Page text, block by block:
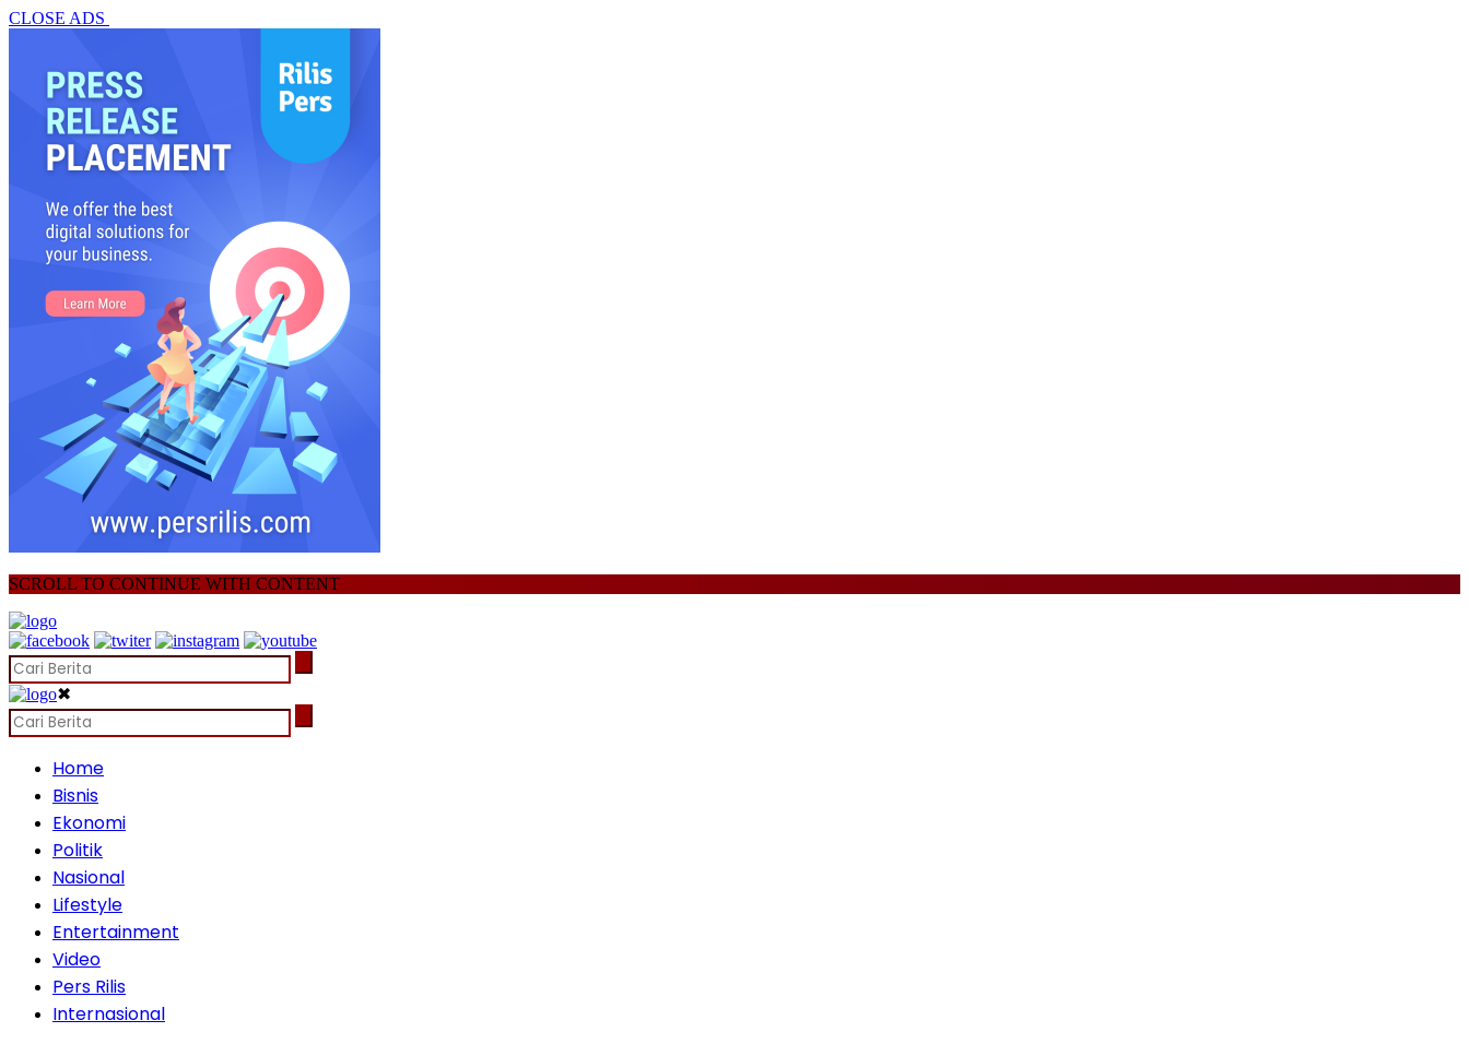
CLOSE ADS
SCROLL TO CONTINUE WITH CONTENT
✖
Home
Bisnis
Ekonomi
Politik
Nasional
Lifestyle
Entertainment
Video
Pers Rilis
Internasional